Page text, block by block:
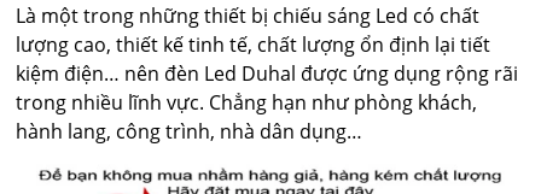
Là một trong những thiết bị chiếu sáng Led có chất
lượng cao, thiết kế tinh tế, chất lượng ổn định lại tiết
kiệm điện… nên đèn Led Duhal được ứng dụng rộng rãi
trong nhiều lĩnh vực. Chẳng hạn như phòng khách,
hành lang, công trình, nhà dân dụng…